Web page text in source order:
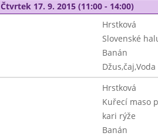
Čtvrtek 17. 9. 2015 (11:00 - 14:00)
Hrstková
Slovenské
Banán
Džus,čaj,Voda
Hrstková
Kuřecí maso
kari rýže
Banán